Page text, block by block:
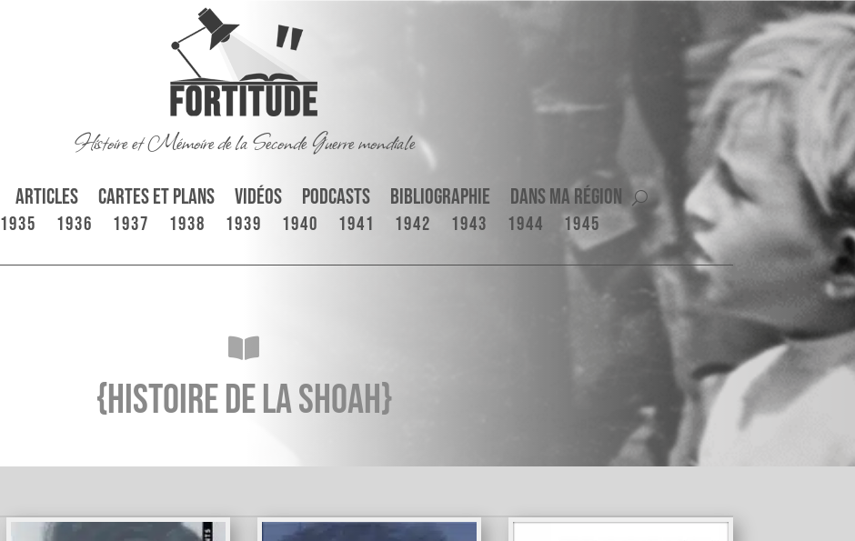
Histoire et Mémoire de la Seconde Guerre mondiale
Articles Cartes et plans Vidéos Podcasts Bibliographie Dans ma région
1935 1936 1937 1938 1939 1940 1941 1942 1943 1944 1945

{Histoire de la Shoah}